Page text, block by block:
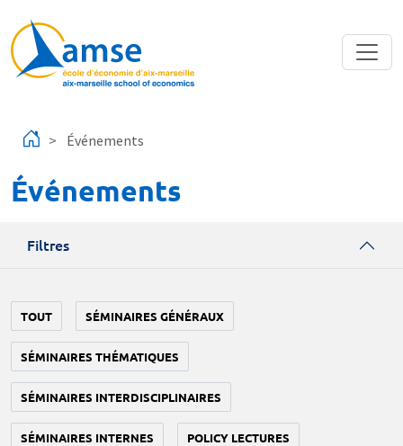
Événements
Événements
Filtres
TOUT SÉMINAIRES GÉNÉRAUX
SÉMINAIRES THÉMATIQUES
SÉMINAIRES INTERDISCIPLINAIRES
SÉMINAIRES INTERNES POLICY LECTURES